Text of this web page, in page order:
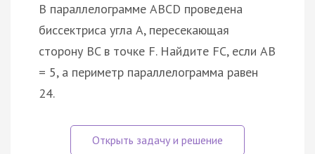
В параллелограмме ABCD проведена
биссектриса угла A, пересекающая
сторону BC в точке F. Найдите FC, если AB
= 5, а периметр параллелограмма равен
24.